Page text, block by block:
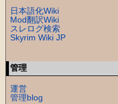
日本語化Wiki
Mod翻訳Wiki
スレログ検索
Skyrim Wiki JP
管理
運営
管理blog